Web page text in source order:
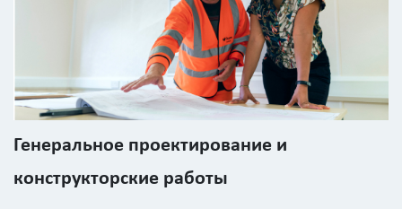
Генеральное проектирование и
конструкторские работы